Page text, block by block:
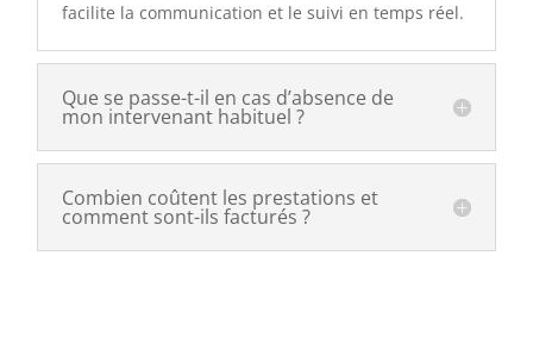
facilite la communication et le suivi en temps réel.
Que se passe-t-il en cas d’absence de
mon intervenant habituel ?
Combien coûtent les prestations et
comment sont-ils facturés ?